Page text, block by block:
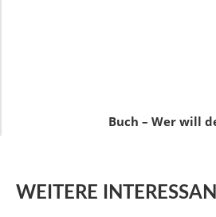
Buch – Wer will
WEITERE